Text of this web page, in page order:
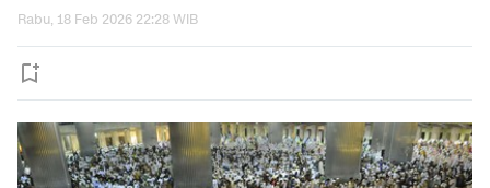
Rabu, 18 Feb 2026 22:28 WIB